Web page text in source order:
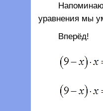
Напоминаю,
уравнения мы
Вперёд!